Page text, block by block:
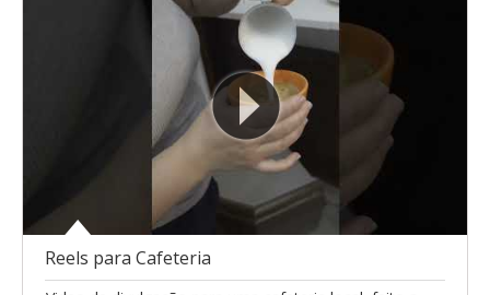
Reels para Cafeteria